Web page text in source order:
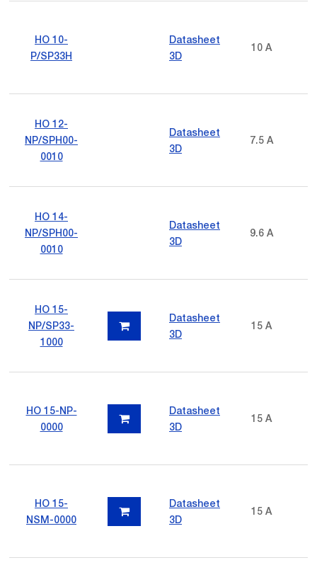
HO 10-
P/SP33H
Datasheet
3D
10 A
HO 12-
NP/SPH00-
0010
Datasheet
3D
7.5 A
HO 14-
NP/SPH00-
0010
Datasheet
3D
9.6 A
HO 15-
NP/SP33-
1000
Datasheet
3D
15 A
HO 15-NP-
0000
Datasheet
3D
15 A
HO 15-
NSM-0000
Datasheet
3D
15 A